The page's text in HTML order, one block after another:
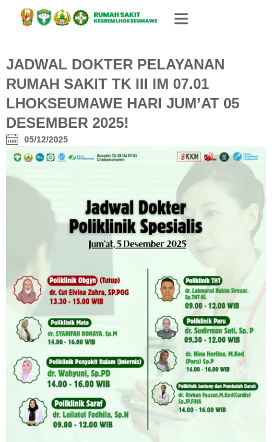
JADWAL DOKTER PELAYANAN
RUMAH SAKIT TK III IM 07.01
LHOKSEUMAWE HARI JUM’AT 05
DESEMBER 2025!
05/12/2025